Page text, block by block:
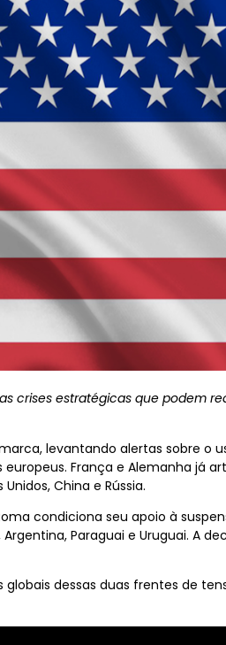
crises estratégicas que podem
levantando alertas sobre o
França e Alemanha já
China e Rússia.
condiciona seu apoio à
Paraguai e Uruguai. A
dessas duas frentes de